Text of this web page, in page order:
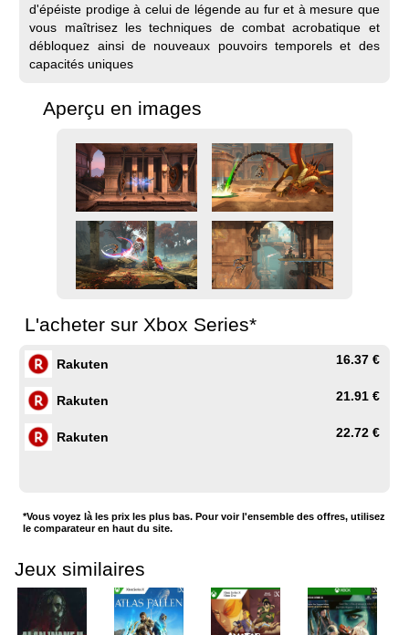
d'épéiste prodige à celui de légende au fur et à mesure que
vous maîtrisez les techniques de combat acrobatique et
débloquez ainsi de nouveaux pouvoirs temporels et des
capacités uniques
Aperçu en images
L'acheter sur Xbox Series*
Rakuten 16.37 €
Rakuten 21.91 €
Rakuten 22.72 €
*Vous voyez là les prix les plus bas. Pour voir l'ensemble des offres, utilisez
le comparateur en haut du site.
Jeux similaires